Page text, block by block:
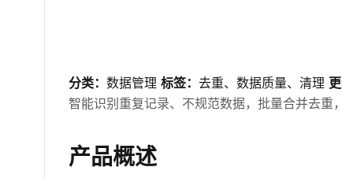
分类： 数据管理 标签： 去重、数据质量、清理
智能识别重复记录、不规范数据，批量合并去重
产品概述